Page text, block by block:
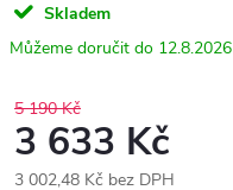
Skladem
12.8.2026
5 190 Kč
3 633 Kč
3 002,48 Kč bez DPH